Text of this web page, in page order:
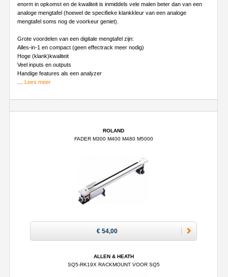
enorm in opkomst en de kwaliteit is inmiddels vele malen beter dan van een
analoge mengtafel (hoewel de specifieke klankkleur van een analoge
mengtafel soms nog de voorkeur geniet).
Grote voordelen van een digitale mengtafel zijn:
Alles-in-1 en compact (geen effectrack meer nodig)
Hoge (klank)kwaliteit
Veel inputs en outputs
Handige features als een analyzer
Lees meer
ROLAND
FADER M300 M400 M480 M5000
€ 54,00
ALLEN & HEATH
SQ5-RK19X RACKMOUNT VOOR SQ5